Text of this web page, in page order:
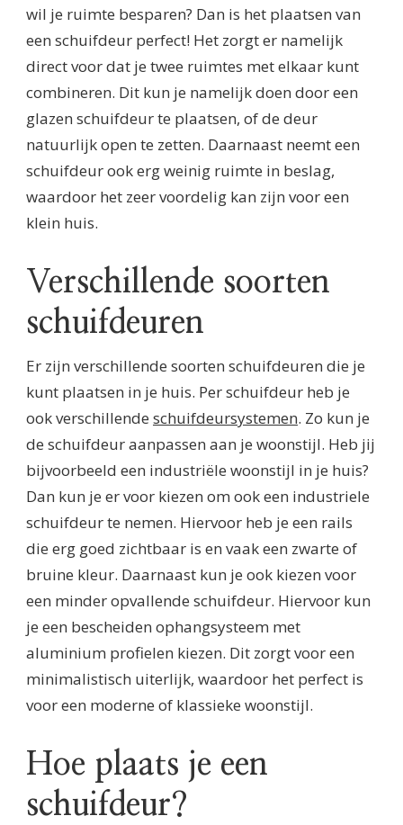
wil je ruimte besparen? Dan is het plaatsen van
een schuifdeur perfect! Het zorgt er namelijk
direct voor dat je twee ruimtes met elkaar kunt
combineren. Dit kun je namelijk doen door een
glazen schuifdeur te plaatsen, of de deur
natuurlijk open te zetten. Daarnaast neemt een
schuifdeur ook erg weinig ruimte in beslag,
waardoor het zeer voordelig kan zijn voor een
klein huis.
Verschillende soorten
schuifdeuren
Er zijn verschillende soorten schuifdeuren die je
kunt plaatsen in je huis. Per schuifdeur heb je
ook verschillende schuifdeursystemen. Zo kun je
de schuifdeur aanpassen aan je woonstijl. Heb jij
bijvoorbeeld een industriële woonstijl in je huis?
Dan kun je er voor kiezen om ook een industriele
schuifdeur te nemen. Hiervoor heb je een rails
die erg goed zichtbaar is en vaak een zwarte of
bruine kleur. Daarnaast kun je ook kiezen voor
een minder opvallende schuifdeur. Hiervoor kun
je een bescheiden ophangsysteem met
aluminium profielen kiezen. Dit zorgt voor een
minimalistisch uiterlijk, waardoor het perfect is
voor een moderne of klassieke woonstijl.
Hoe plaats je een
schuifdeur?